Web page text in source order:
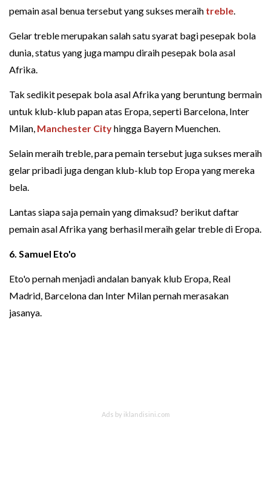
pemain asal benua tersebut yang sukses meraih treble.
Gelar treble merupakan salah satu syarat bagi pesepak bola
dunia, status yang juga mampu diraih pesepak bola asal
Afrika.
Tak sedikit pesepak bola asal Afrika yang beruntung bermain
untuk klub-klub papan atas Eropa, seperti Barcelona, Inter
Milan, Manchester Cityhingga Bayern Muenchen.
Selain meraih treble, para pemain tersebut juga sukses meraih
gelar pribadi juga dengan klub-klub top Eropa yang mereka
bela.
Lantas siapa saja pemain yang dimaksud? berikut daftar
pemain asal Afrika yang berhasil meraih gelar treble di Eropa.
6. Samuel Eto'o
Eto'o pernah menjadi andalan banyak klub Eropa, Real
Madrid, Barcelona dan Inter Milan pernah merasakan
jasanya.